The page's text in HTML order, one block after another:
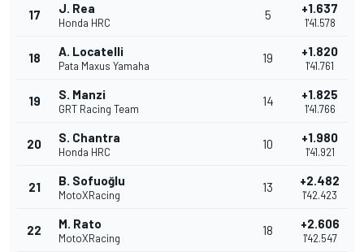
17 J. Rea
Honda HRC
5 +1.637
1'41.578
18 A. Locatelli
Pata Maxus Yamaha
19 +1.820
1'41.761
19 S. Manzi
GRT Racing Team
14 +1.825
1'41.766
20 S. Chantra
Honda HRC
10 +1.980
1'41.921
21 B. Sofuoğlu
MotoXRacing
13 +2.482
1'42.423
22 M. Rato
MotoXRacing
18 +2.606
1'42.547